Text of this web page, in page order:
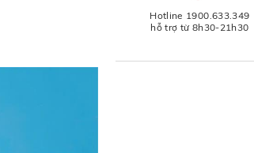
Hotline 1900.633.349
hỗ trợ từ 8h30-21h30